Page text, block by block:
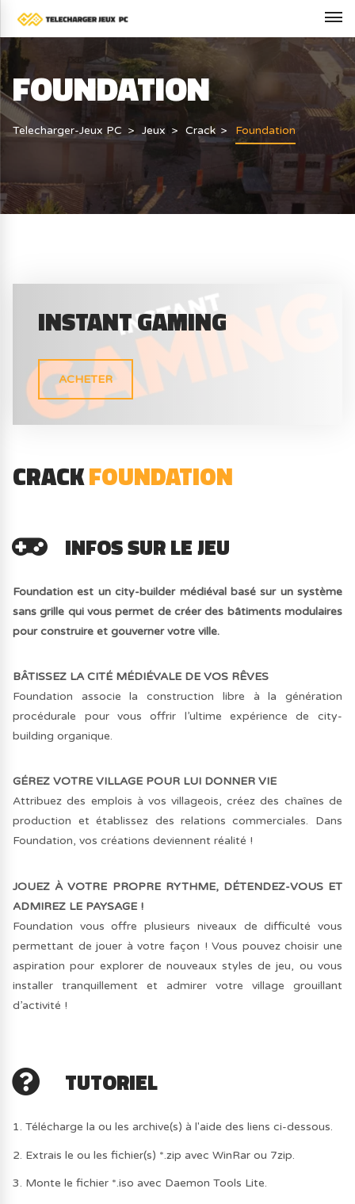
FOUNDATION
Telecharger-Jeux PC Jeux Crack Foundation
INSTANT GAMING
ACHETER
CRACKFOUNDATION
INFOS SUR LE JEU
Foundation est un city-builder médiéval basé sur un système
sans grille qui vous permet de créer des bâtiments modulaires
pour construire et gouverner votre ville.
BÂTISSEZ LA CITÉ MÉDIÉVALE DE VOS RÊVES
Foundation associe la construction libre à la génération
procédurale pour vous offrir l’ultime expérience de city-
building organique.
GÉREZ VOTRE VILLAGE POUR LUI DONNER VIE
Attribuez des emplois à vos villageois, créez des chaînes de
production et établissez des relations commerciales. Dans
Foundation, vos créations deviennent réalité !
JOUEZ À VOTRE PROPRE RYTHME, DÉTENDEZ-VOUS ET
ADMIREZ LE PAYSAGE !
Foundation vous offre plusieurs niveaux de difficulté vous
permettant de jouer à votre façon ! Vous pouvez choisir une
aspiration pour explorer de nouveaux styles de jeu, ou vous
installer tranquillement et admirer votre village grouillant
d’activité !
TUTORIEL
1. Télécharge la ou les archive(s) à l'aide des liens ci-dessous.
2. Extrais le ou les fichier(s) *.zip avec WinRar ou 7zip.
3. Monte le fichier *.iso avec Daemon Tools Lite.